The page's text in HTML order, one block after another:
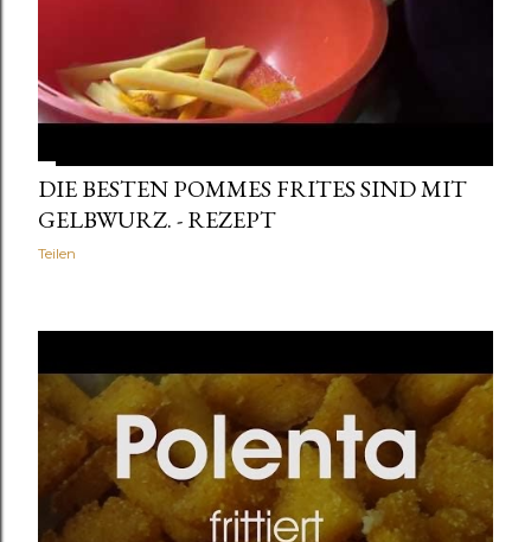
DIE BESTEN POMMES FRITES SIND MIT
GELBWURZ. - REZEPT
Teilen